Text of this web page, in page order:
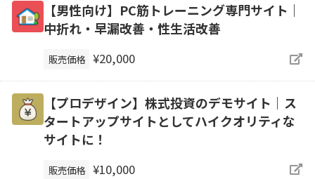
【男性向け】PC筋トレーニング専門サイト｜
中折れ・早漏改善・性生活改善
販売価格 ¥20,000
【プロデザイン】株式投資のデモサイト｜ス
タートアップサイトとしてハイクオリティな
サイトに！
販売価格 ¥10,000